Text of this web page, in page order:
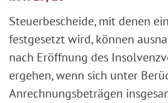
Steuerbescheide, mit denen
festgesetzt wird, können
nach Eröffnung des
ergehen, wenn sich unter
Anrechnungsbeträgen